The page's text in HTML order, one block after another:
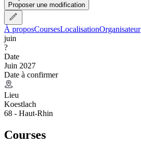
Proposer une modification
À proposCoursesLocalisationOrganisateur
juin
?
Date
Juin 2027
Date à confirmer
Lieu
Koestlach
68 - Haut-Rhin
Courses